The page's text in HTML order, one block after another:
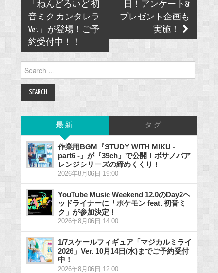
「ねんどろいど 初
音ミク カンタレラ
Ver.」が登場！ご予
約受付中！！
日！アンケート&
プレゼント企画も
実施！
Search
for:
最新 タグ
作業用BGM『STUDY WITH MIKU -
part6 -』が『39ch』で公開！ボサノバア
レンジシリーズの締めくくり！
2026年8月06日 19:00
YouTube Music Weekend 12.0のDay2ヘ
ッドライナーに「ポケモン feat. 初音ミ
ク」が参加決定！
2026年8月06日 14:00
1/7スケールフィギュア「マジカルミライ
2026」Ver. 10月14日(水)までご予約受付
中！
2026年8月06日 12:00